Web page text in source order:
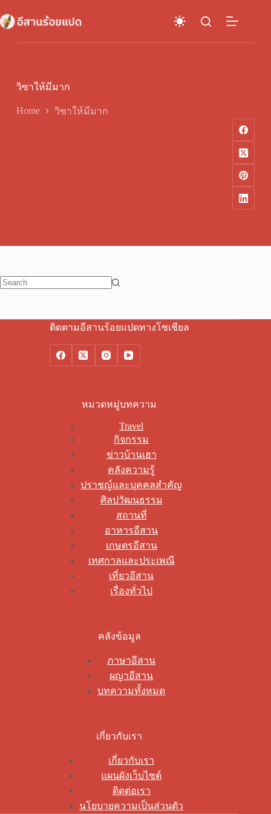
to
content
วิซาให้มีมาก
Home วิซาให้มีมาก
ติดตามอีสานร้อยแปดทางโซเชียล
หมวดหมู่บทความ
Travel
กิจกรรม
ข่าวบ้านเฮา
คลังความรู้
ปราชญ์และบุคคลสำคัญ
ศิลปวัฒนธรรม
สถานที่
อาหารอีสาน
เกษตรอีสาน
เทศกาลและประเพณี
เที่ยวอีสาน
เรื่องทั่วไป
คลังข้อมูล
ภาษาอีสาน
ผญาอีสาน
บทความทั้งหมด
เกี่ยวกับเรา
เกี่ยวกับเรา
แผนผังเว็บไซต์
ติดต่อเรา
นโยบายความเป็นส่วนตัว